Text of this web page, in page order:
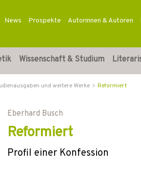
News Prospekte Autorinnen & Autoren
Wissenschaft & Studium
und weitere Werke Reformiert
Eberhard Busch
Reformiert
Profil einer Konfession